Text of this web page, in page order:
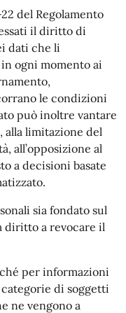
del Regolamento
il diritto di
dati che li
ogni momento ai
le condizioni
può inoltre vantare
alla limitazione del
all’opposizione al
a decisioni basate
sia fondato sul
diritto a revocare il
per informazioni
di soggetti
ne vengono a